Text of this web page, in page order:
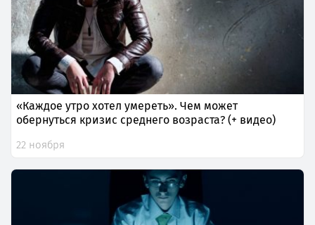
«Каждое утро хотел умереть». Чем может
обернуться кризис среднего возраста? (+ видео)
22 ноября